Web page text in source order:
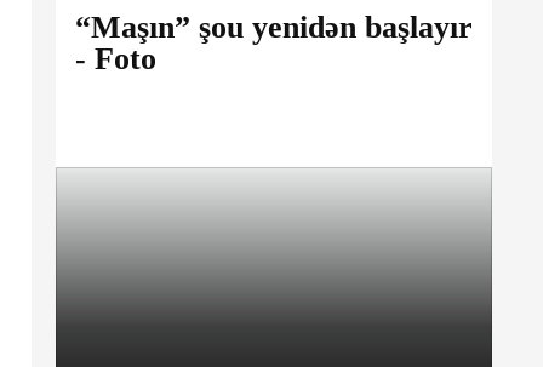
“Maşın” şou yenidən başlayır
- Foto